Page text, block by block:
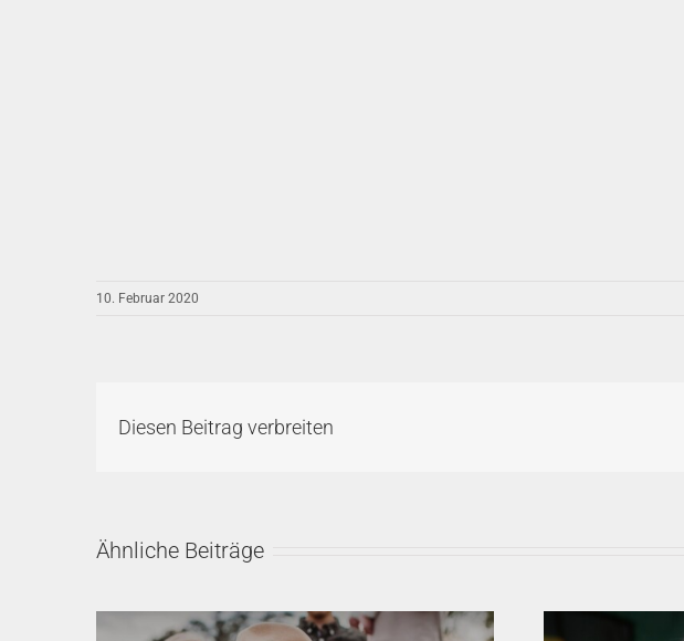
10. Februar 2020
Diesen Beitrag verbreiten
Ähnliche Beiträge